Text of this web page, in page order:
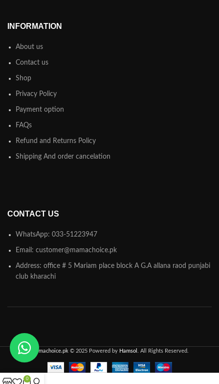
INFORMATION
About us
Contact us
Shop
Privacy Policy
Payment option
FAQs
Refund and Returns Policy
Shipping And order cancelation
CONTACT US
WhatsApp: 033-51223947
Email: customer@mamachoice.pk
Address: office # 5 Mariam place block A G.A allana raod punjabi
club kharachi
Mamachoice.pk© 2025 Powered by Hamsol . All Rights Reserved.
0